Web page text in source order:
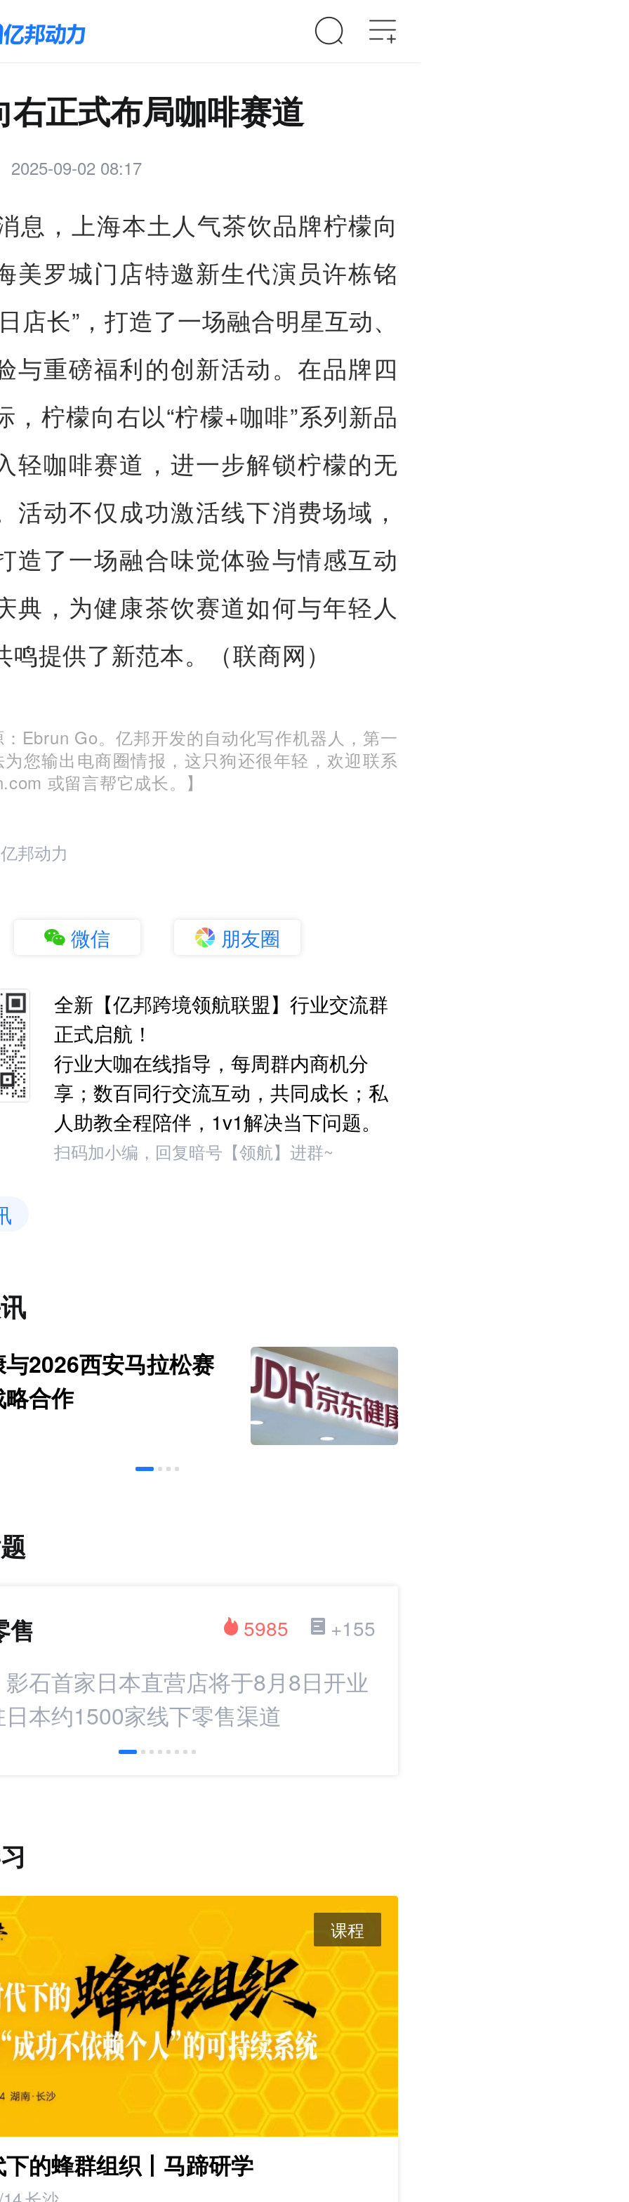
右正式布局咖啡赛道
2025-09-02 08:17
息，上海本土人气茶饮品牌柠檬向
美罗城门店特邀新生代演员许栋铭
店长”，打造了一场融合明星互动、
与重磅福利的创新活动。在品牌四
，柠檬向右以“柠檬+咖啡”系列新品
轻咖啡赛道，进一步解锁柠檬的无
活动不仅成功激活线下消费场域，
造了一场融合味觉体验与情感互动
典，为健康茶饮赛道如何与年轻人
鸣提供了新范本。（联商网）
Ebrun Go。亿邦开发的自动化写作机器人，第一
您输出电商圈情报，这只狗还很年轻，欢迎联系
或留言帮它成长。】
邦动力
微信 朋友圈
全新【亿邦跨境领航联盟】行业交流群
正式启航！
行业大咖在线指导，每周群内商机分
享；数百同行交流互动，共同成长；私
人助教全程陪伴，1v1解决当下问题。
扫码加小编，回复暗号【领航】进群~
2026西安马拉松赛
合作
售 +155
5985
石首家日本直营店将于8月8日开业
本约1500家线下零售渠道
课程
的蜂群组织丨马蹄研学